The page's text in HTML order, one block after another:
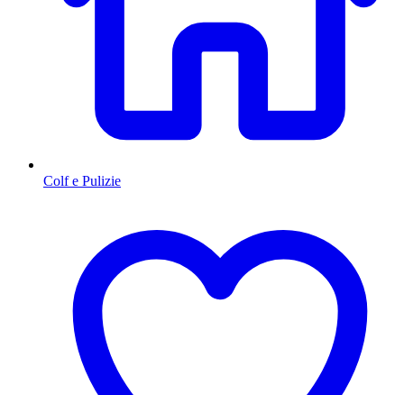
Colf e Pulizie